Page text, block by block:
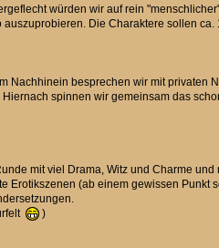
würden wir auf rein
Die Charaktere sollen
Nachhinein besprechen wir mit
spinnen wir gemeinsam das
mit viel Drama, Witz und Charme
Erotikszenen (ab einem gewissen
)